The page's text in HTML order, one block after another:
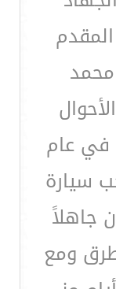
في عام
سيارة
جاهلاً
ومع